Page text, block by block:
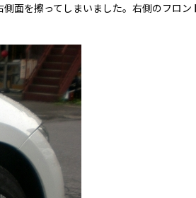
を擦ってしまいました。右側のフロ